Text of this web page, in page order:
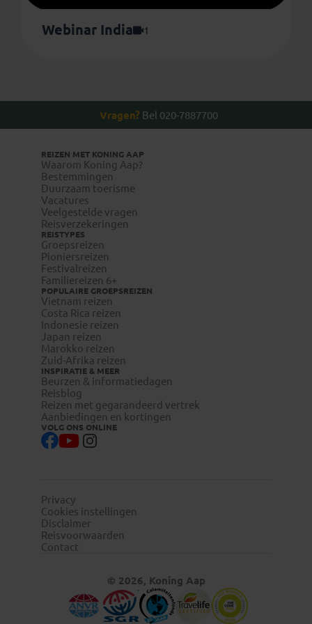
Webinar India 1
Vragen? Bel 020-7887700
REIZEN MET KONING AAP
Waarom Koning Aap?
Bestemmingen
Duurzaam toerisme
Vacatures
Veelgestelde vragen
Reisverzekeringen
REISTYPES
Groepsreizen
Pioniersreizen
Festivalreizen
Familiereizen 6+
POPULAIRE GROEPSREIZEN
Vietnam reizen
Costa Rica reizen
Indonesie reizen
Japan reizen
Marokko reizen
Zuid-Afrika reizen
INSPIRATIE & MEER
Beurzen & informatiedagen
Reisblog
Reizen met gegarandeerd vertrek
Aanbiedingen en kortingen
VOLG ONS ONLINE
Privacy
Cookies instellingen
Disclaimer
Reisvoorwaarden
Contact
© 2026, Koning Aap